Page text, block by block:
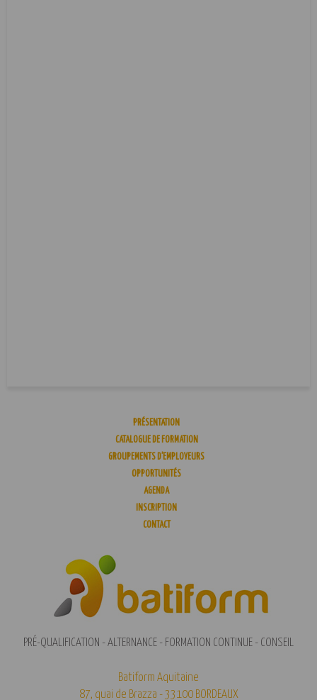
PRÉSENTATION
CATALOGUE DE FORMATION
GROUPEMENTS D’EMPLOYEURS
OPPORTUNITÉS
AGENDA
INSCRIPTION
CONTACT
PRÉ-QUALIFICATION - ALTERNANCE - FORMATION CONTINUE - CONSEIL
Batiform Aquitaine
87, quai de Brazza - 33100 BORDEAUX